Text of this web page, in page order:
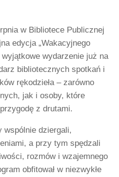
w Bibliotece Publicznej
edycja „Wakacyjnego
wyjątkowe wydarzenie już na
bibliotecznych spotkań i
rękodzieła – zarówno
jak i osoby, które
z drutami.
wspólnie dziergali,
a przy tym spędzali
rozmów i wzajemnego
obfitował w niezwykłe